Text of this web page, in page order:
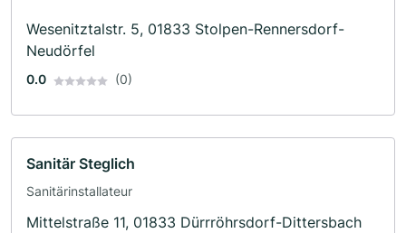
Wesenitztalstr. 5, 01833 Stolpen-Rennersdorf-
Neudörfel
0.0 (0)
Sanitär Steglich
Sanitärinstallateur
Mittelstraße 11, 01833 Dürrröhrsdorf-Dittersbach